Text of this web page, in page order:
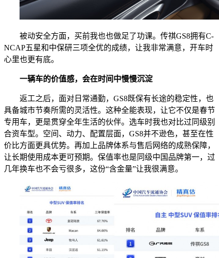
被动安全方面，买前我也也做足了功课。传祺GS8拥有C-
NCAP五星和中保研三项全优的成绩，让我非常满意，开车时
心里也更有底。
一辆车的价值感，会在时间中慢慢沉淀
返工之后，面对日常通勤，GS8既保有长途的稳定性，也
具备城市节奏所需的灵活性。这种全能表现，让它不仅是春节
专用车，更是贯穿全年生活的伙伴。选车时我也对比过同级别
合资车型。空间、动力、配置层面，GS8并不逊色，甚至在性
价比方面更具优势。再加上品牌体系与售后网络的成熟保障，
让长期使用成本更可预期。保值率也是同级中国品牌第一，过
几年换车也不会亏很多，这份“含金量”让我很满意。